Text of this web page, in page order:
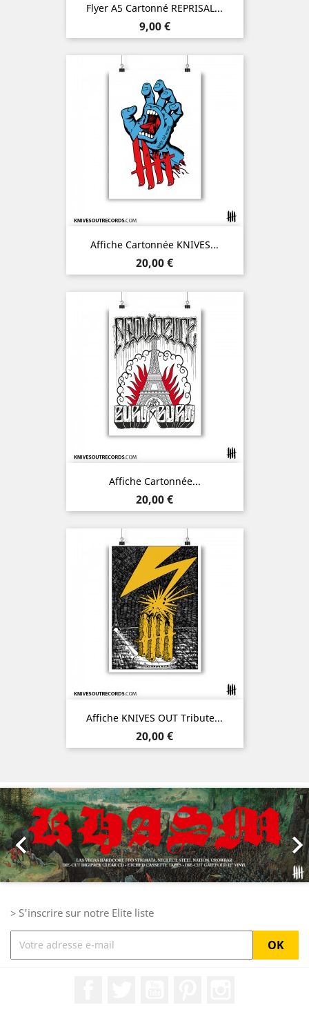
Flyer A5 Cartonné REPRISAL...
Prix
9,00 €
Affiche Cartonnée KNIVES...
Prix
20,00 €
Affiche Cartonnée...
Prix
20,00 €
Affiche KNIVES OUT Tribute...
Prix
20,00 €

Précédent
> S'inscrire sur notre Elite liste